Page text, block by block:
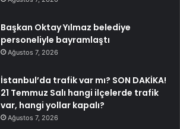
Başkan Oktay Yılmaz belediye
personeliyle bayramlaştı
Ağustos 7, 2026
İstanbul’da trafik var mı? SON DAKİKA!
21 Temmuz Salı hangi ilçelerde trafik
var, hangi yollar kapalı?
Ağustos 7, 2026